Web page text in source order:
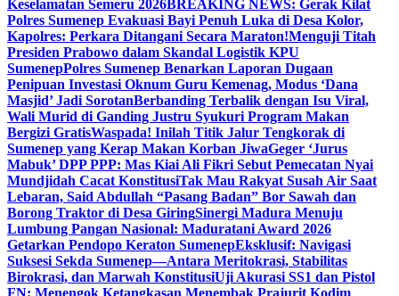
Keselamatan Semeru 2026BREAKING NEWS: Gerak Kilat
Polres Sumenep Evakuasi Bayi Penuh Luka di Desa Kolor,
Kapolres: Perkara Ditangani Secara Maraton!Menguji Titah
Presiden Prabowo dalam Skandal Logistik KPU
SumenepPolres Sumenep Benarkan Laporan Dugaan
Penipuan Investasi Oknum Guru Kemenag, Modus ‘Dana
Masjid’ Jadi SorotanBerbanding Terbalik dengan Isu Viral,
Wali Murid di Ganding Justru Syukuri Program Makan
Bergizi GratisWaspada! Inilah Titik Jalur Tengkorak di
Sumenep yang Kerap Makan Korban JiwaGeger ‘Jurus
Mabuk’ DPP PPP: Mas Kiai Ali Fikri Sebut Pemecatan Nyai
Mundjidah Cacat KonstitusiTak Mau Rakyat Susah Air Saat
Lebaran, Said Abdullah “Pasang Badan” Bor Sawah dan
Borong Traktor di Desa GiringSinergi Madura Menuju
Lumbung Pangan Nasional: Maduratani Award 2026
Getarkan Pendopo Keraton SumenepEksklusif: Navigasi
Suksesi Sekda Sumenep—Antara Meritokrasi, Stabilitas
Birokrasi, dan Marwah KonstitusiUji Akurasi SS1 dan Pistol
FN: Menengok Ketangkasan Menembak Prajurit Kodim